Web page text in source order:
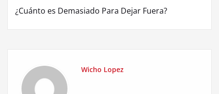
¿Cuánto es Demasiado Para Dejar Fuera?
Wicho Lopez